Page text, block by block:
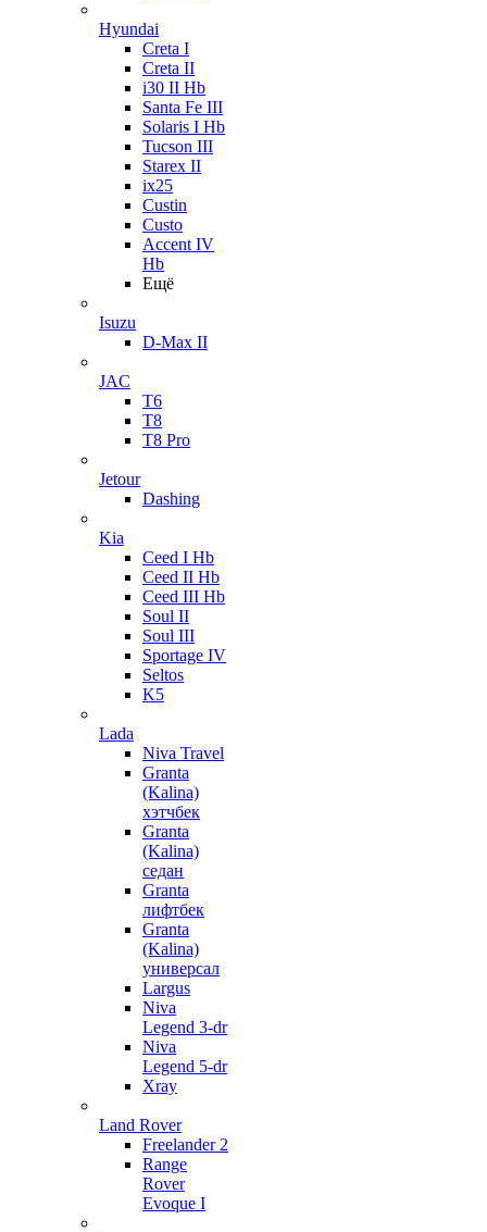
Hyundai
Creta I
Creta II
i30 II Hb
Santa Fe III
Solaris I Hb
Tucson III
Starex II
ix25
Custin
Custo
Accent IV
Hb
Ещё
Isuzu
D-Max II
JAC
T6
T8
T8 Pro
Jetour
Dashing
Kia
Ceed I Hb
Ceed II Hb
Ceed III Hb
Soul II
Soul III
Sportage IV
Seltos
K5
Lada
Niva Travel
Granta
(Kalina)
хэтчбек
Granta
(Kalina)
седан
Granta
лифтбек
Granta
(Kalina)
универсал
Largus
Niva
Legend 3-dr
Niva
Legend 5-dr
Xray
Land Rover
Freelander 2
Range
Rover
Evoque I